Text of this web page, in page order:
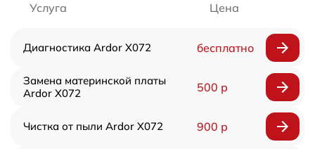
Услуга Цена
Диагностика Ardor X072 бесплатно
Замена материнской платы
Ardor X072
500 р
Чистка от пыли Ardor X072 900 р